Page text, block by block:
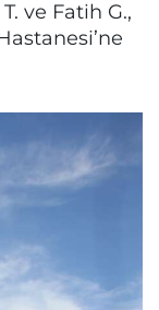
ve Fatih G.,